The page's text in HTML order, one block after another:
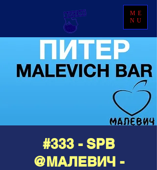
ME
NU
#333 - SPB
@МАЛЕВИЧ -